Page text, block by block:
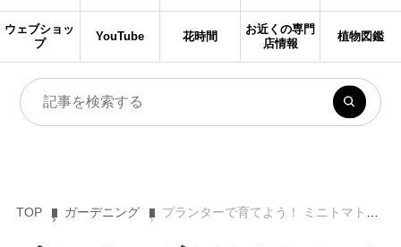
ウェブショッ
プ
YouTube 花時間
お近くの専門
店情報
植物図鑑
TOP ガーデニング プランターで育てよう！ ミニトマトの栽培方法【植え付け編】